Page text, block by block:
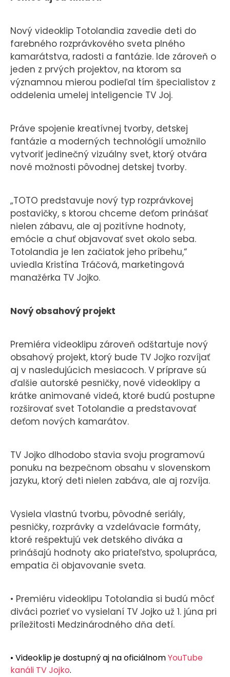
Nový videoklip Totolandia zavedie deti do
farebného rozprávkového sveta plného
kamarátstva, radosti a fantázie. Ide zároveň o
jeden z prvých projektov, na ktorom sa
významnou mierou podieľal tím špecialistov z
oddelenia umelej inteligencie TV Joj.
Práve spojenie kreatívnej tvorby, detskej
fantázie a moderných technológií umožnilo
vytvoriť jedinečný vizuálny svet, ktorý otvára
nové možnosti pôvodnej detskej tvorby.
„TOTO predstavuje nový typ rozprávkovej
postavičky, s ktorou chceme deťom prinášať
nielen zábavu, ale aj pozitívne hodnoty,
emócie a chuť objavovať svet okolo seba.
Totolandia je len začiatok jeho príbehu,“
uviedla Kristína Tráčová, marketingová
manažérka TV Jojko.
Nový obsahový projekt
Premiéra videoklipu zároveň odštartuje nový
obsahový projekt, ktorý bude TV Jojko rozvíjať
aj v nasledujúcich mesiacoch. V príprave sú
ďalšie autorské pesničky, nové videoklipy a
krátke animované videá, ktoré budú postupne
rozširovať svet Totolandie a predstavovať
deťom nových kamarátov.
TV Jojko dlhodobo stavia svoju programovú
ponuku na bezpečnom obsahu v slovenskom
jazyku, ktorý deti nielen zabáva, ale aj rozvíja.
Vysiela vlastnú tvorbu, pôvodné seriály,
pesničky, rozprávky a vzdelávacie formáty,
ktoré rešpektujú vek detského diváka a
prinášajú hodnoty ako priateľstvo, spolupráca,
empatia či objavovanie sveta.
• Premiéru videoklipu Totolandia si budú môcť
diváci pozrieť vo vysielaní TV Jojko už 1. júna pri
príležitosti Medzinárodného dňa detí.
• Videoklip je dostupný aj na oficiálnomYouTube
kanáli TV Jojko.